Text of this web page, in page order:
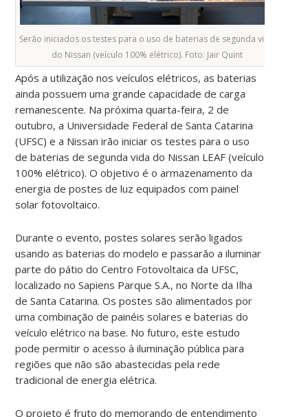
Serão iniciados os testes para o uso de baterias de segunda vida
do Nissan (veículo 100% elétrico). Foto: Jair Quint
Após a utilização nos veículos elétricos, as baterias
ainda possuem uma grande capacidade de carga
remanescente. Na próxima quarta-feira, 2 de
outubro, a Universidade Federal de Santa Catarina
(UFSC) e a Nissan irão iniciar os testes para o uso
de baterias de segunda vida do Nissan LEAF (veículo
100% elétrico). O objetivo é o armazenamento da
energia de postes de luz equipados com painel
solar fotovoltaico.
Durante o evento, postes solares serão ligados
usando as baterias do modelo e passarão a iluminar
parte do pátio do Centro Fotovoltaica da UFSC,
localizado no Sapiens Parque S.A., no Norte da Ilha
de Santa Catarina. Os postes são alimentados por
uma combinação de painéis solares e baterias do
veículo elétrico na base. No futuro, este estudo
pode permitir o acesso à iluminação pública para
regiões que não são abastecidas pela rede
tradicional de energia elétrica.
O projeto é fruto do memorando de entendimento